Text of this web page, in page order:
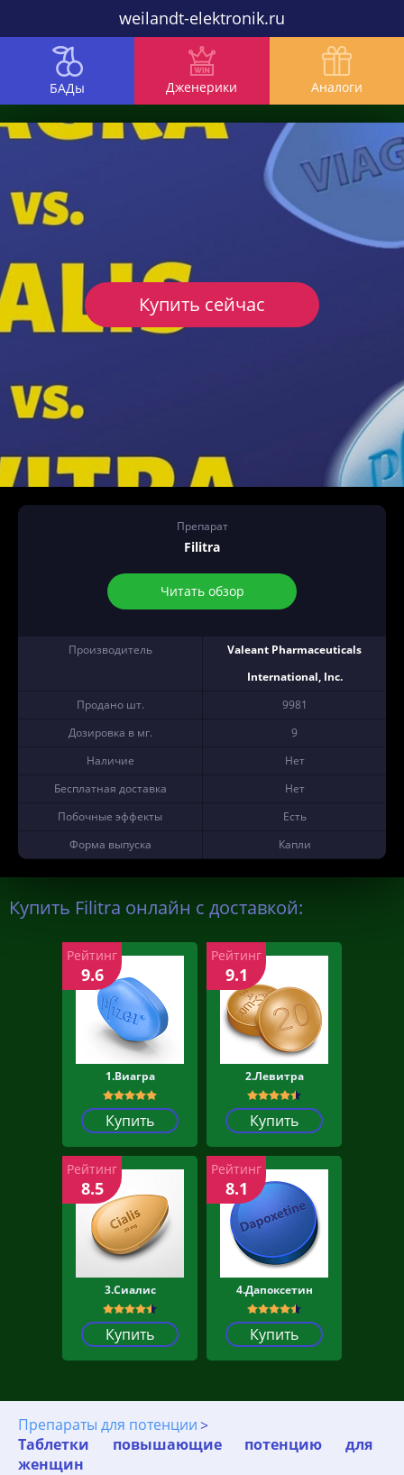
weilandt-elektronik.ru
БАДы Дженерики Аналоги
Препарат
Filitra
Читать обзор
Производитель
Valeant Pharmaceuticals
International, Inc.
Продано шт.
9981
Дозировка в мг.
9
Наличие
Нет
Бесплатная доставка
Нет
Побочные эффекты
Есть
Форма выпуска
Капли
Купить сейчас
Купить Filitra онлайн с доставкой:
1.Виагра
Купить
Рейтинг
9.6
2.Левитра
Купить
Рейтинг
9.1
3.Сиалис
Купить
Рейтинг
8.5
4.Дапоксетин
Купить
Рейтинг
8.1
Препараты для потенции
Таблетки повышающие потенцию для
женщин